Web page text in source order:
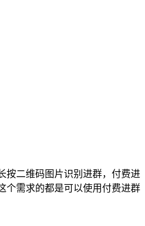
按二维码图片识别进群，付费进
个需求的都是可以使用付费进群